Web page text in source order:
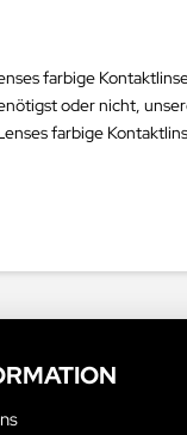
farbige
oder nicht,
farbige